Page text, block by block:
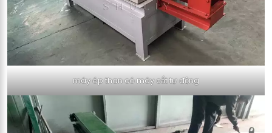
máy ép than có máy cắt tự động